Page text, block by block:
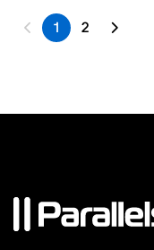
1 2
Letzte Seite